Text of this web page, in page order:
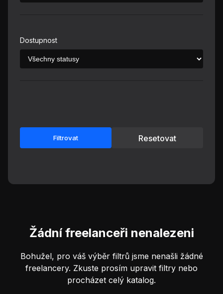
Dostupnost
Filtrovat Resetovat
Žádní freelanceři nenalezeni
Bohužel, pro váš výběr filtrů jsme nenašli žádné
freelancery. Zkuste prosím upravit filtry nebo
procházet celý katalog.